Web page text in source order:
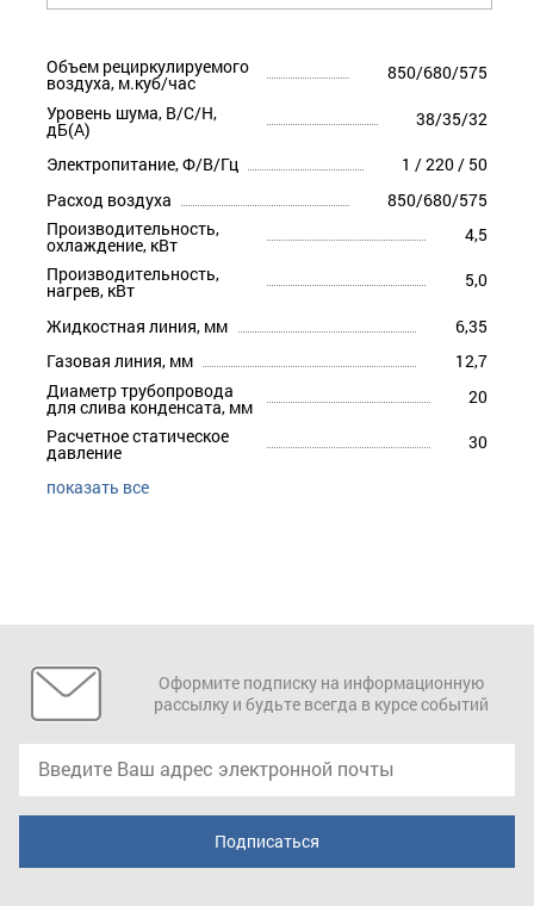
Объем рециркулируемого
воздуха, м.куб/час
850/680/575
Уровень шума, В/С/Н,
дБ(А) 38/35/32
Электропитание, Ф/В/Гц
1 / 220 / 50
Расход воздуха
850/680/575
Производительность,
охлаждение, кВт
4,5
Производительность,
нагрев, кВт 5,0
Жидкостная линия, мм
6,35
Газовая линия, мм
12,7
Диаметр трубопровода
для слива конденсата, мм
20
Расчетное статическое
давление 30
показать все
Оформите подписку на информационную
рассылку и будьте всегда в курсе событий